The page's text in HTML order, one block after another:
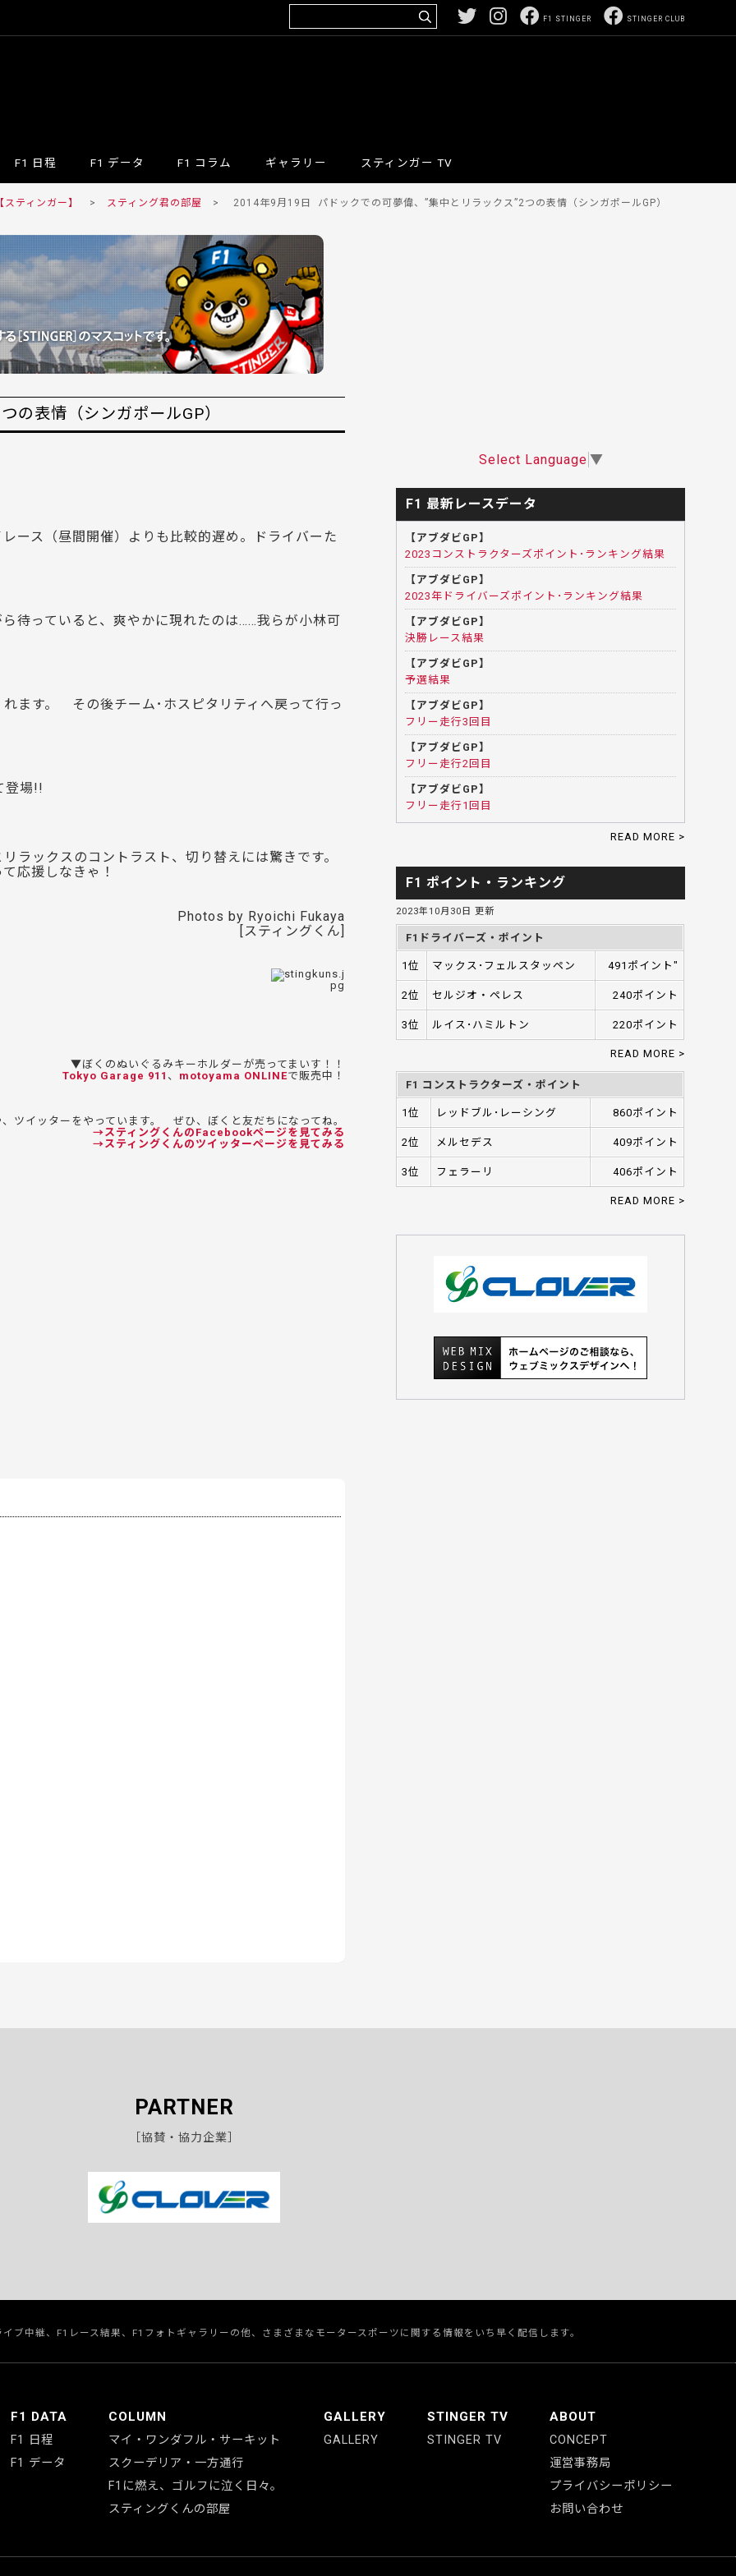
STINGER CLUB
F1 STINGER
F1 日程 F1 データ F1 コラム ギャラリー スティンガー TV
ティンガー】 > スティング君の部屋 > 2014年9月19日 パドックでの可夢偉、”集中とリラックス”2つの表情（シンガポールGP）
の表情（シンガポールGP）
ース（昼間開催）よりも比較的遅め。ドライバーた
待っていると、爽やかに現れたのは……我らが小林可
ます。 その後チーム･ホスピタリティへ戻って行っ
登場!!
ラックスのコントラスト、切り替えには驚きです。
応援しなきゃ！
Photos by Ryoichi Fukaya
[スティングくん]
▼ぼくのぬいぐるみキーホルダーが売ってまいす！！
Tokyo Garage 911 、 motoyama ONLINEで販売中！
ツイッターをやっています。 ぜひ、ぼくと友だちになってね。
→スティングくんのFacebookページを見てみる
→スティングくんのツイッターページを見てみる
Select Language ▼
F1 最新レースデータ
【アブダビGP】
2023コンストラクターズポイント･ランキング結果
【アブダビGP】
2023年ドライバーズポイント･ランキング結果
【アブダビGP】
決勝レース結果
【アブダビGP】
予選結果
【アブダビGP】
フリー走行3回目
【アブダビGP】
フリー走行2回目
【アブダビGP】
フリー走行1回目
READ MORE >
F1 ポイント・ランキング
2023年10月30日 更新
F1ドライバーズ・ポイント
1位 マックス･フェルスタッペン 491ポイント"
2位 セルジオ・ペレス 240ポイント
3位 ルイス･ハミルトン 220ポイント
READ MORE >
F1 コンストラクターズ・ポイント
1位 レッドブル･レーシング 860ポイント
2位 メルセデス 409ポイント
3位 フェラーリ 406ポイント
READ MORE >
PARTNER
［協賛・協力企業］
ブ中継、F1レース結果、F1フォトギャラリーの他、さまざまなモータースポーツに関する情報をいち早く配信します。
F1 DATA
F1 日程
F1 データ
COLUMN
マイ・ワンダフル・サーキット
スクーデリア・一方通行
F1に燃え、ゴルフに泣く日々。
スティングくんの部屋
GALLERY
GALLERY
STINGER TV
STINGER TV
ABOUT
CONCEPT
運営事務局
プライバシーポリシー
お問い合わせ